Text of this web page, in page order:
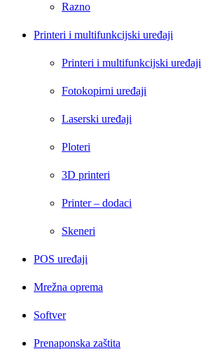
Razno
Printeri i multifunkcijski uređaji
Printeri i multifunkcijski uređaji
Fotokopirni uređaji
Laserski uređaji
Ploteri
3D printeri
Printer – dodaci
Skeneri
POS uređaji
Mrežna oprema
Softver
Prenaponska zaštita